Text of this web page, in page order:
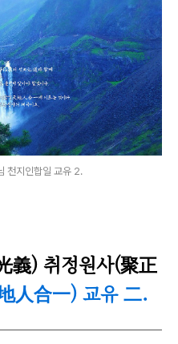
천지인합일 교유 2.
義) 취정원사(聚正
人合一) 교유 二.